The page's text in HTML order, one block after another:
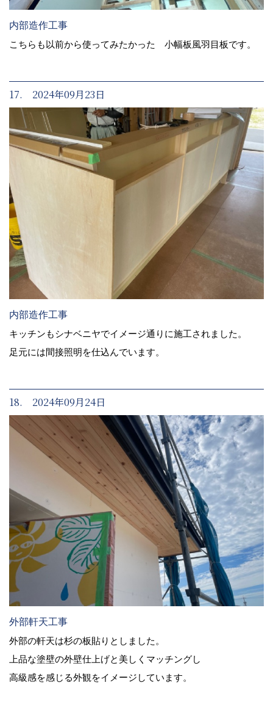
内部造作工事
こちらも以前から使ってみたかった 小幅板風羽目板です。
17. 2024年09月23日
内部造作工事
キッチンもシナベニヤでイメージ通りに施工されました。
足元には間接照明を仕込んでいます。
18. 2024年09月24日
外部軒天工事
外部の軒天は杉の板貼りとしました。
上品な塗壁の外壁仕上げと美しくマッチングし
高級感を感じる外観をイメージしています。